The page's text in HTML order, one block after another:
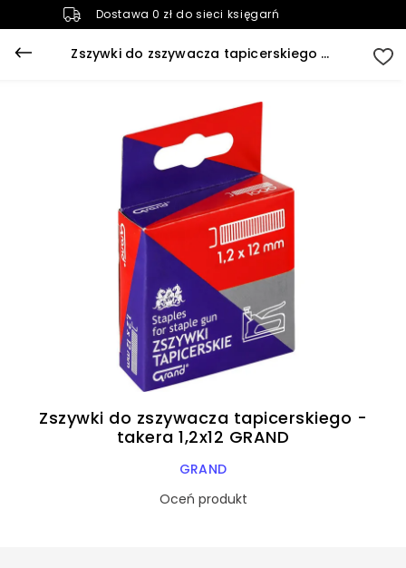
Dostawa 0 zł do sieci księgarń
Zszywki do zszywacza tapicerskiego - takera 1,2x12 GRAND
Zszywki do zszywacza tapicerskiego -
takera 1,2x12 GRAND
GRAND
Oceń produkt